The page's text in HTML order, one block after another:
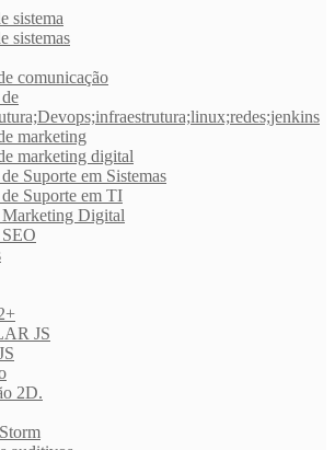
sistema
sistemas
comunicação
marketing
marketing digital
Suporte em Sistemas
Suporte em TI
Digital
JS
2D.